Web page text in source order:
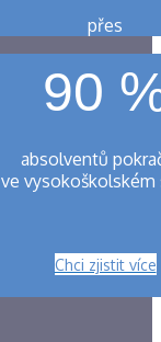
přes
90
absolventů
ve vysokoškolském
Chci zjistit více